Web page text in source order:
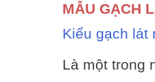
MẪU GẠCH
Kiểu gạch lát
Là một trong